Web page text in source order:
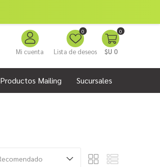
Mi cuenta Lista de deseos
0 0
$U 0
Productos Mailing Sucursales